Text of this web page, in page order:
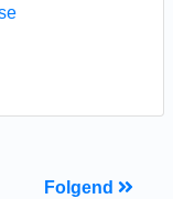
Folgend